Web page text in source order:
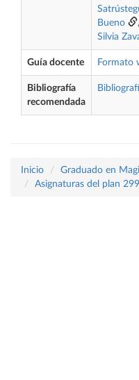
Bueno
,
Silvia
Guía docente Formato
Bibliografía
recomendada
Inicio
Graduado en
Asignaturas del plan 299